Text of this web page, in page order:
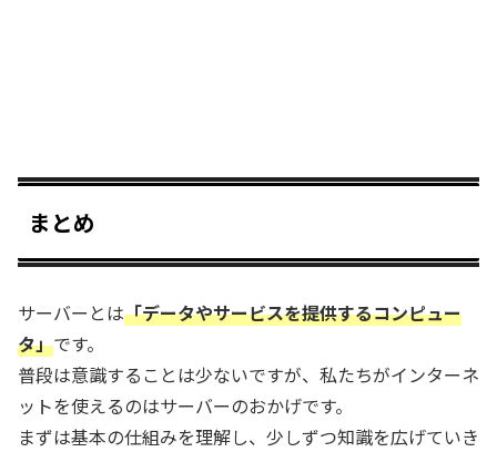
まとめ
サーバーとは「データやサービスを提供するコンピュー
タ」です。
普段は意識することは少ないですが、私たちがインターネ
ットを使えるのはサーバーのおかげです。
まずは基本の仕組みを理解し、少しずつ知識を広げていき